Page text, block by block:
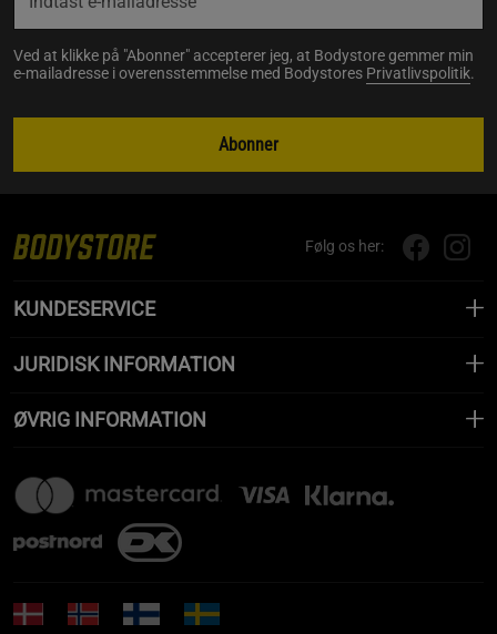
Ved at klikke på "Abonner" accepterer jeg, at Bodystore gemmer min
e-mailadresse i overensstemmelse med Bodystores Privatlivspolitik.
Abonner
Følg os her:
KUNDESERVICE
JURIDISK INFORMATION
ØVRIG INFORMATION